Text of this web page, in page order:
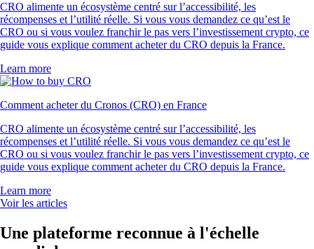
CRO alimente un écosystème centré sur l’accessibilité, les
récompenses et l’utilité réelle. Si vous vous demandez ce qu’est le
CRO ou si vous voulez franchir le pas vers l’investissement crypto, ce
guide vous explique comment acheter du CRO depuis la France.
Learn more
Comment acheter du Cronos (CRO) en France
CRO alimente un écosystème centré sur l’accessibilité, les
récompenses et l’utilité réelle. Si vous vous demandez ce qu’est le
CRO ou si vous voulez franchir le pas vers l’investissement crypto, ce
guide vous explique comment acheter du CRO depuis la France.
Learn more
Voir les articles
Une plateforme reconnue à l'échelle